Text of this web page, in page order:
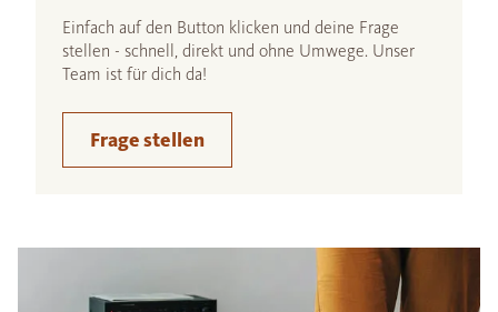
Einfach auf den Button klicken und deine Frage
stellen - schnell, direkt und ohne Umwege. Unser
Team ist für dich da!
Frage stellen